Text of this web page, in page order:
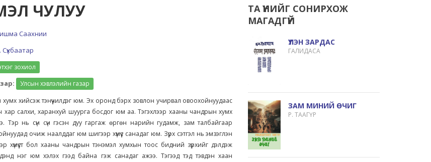
ЧУЛУУ
Саахнии
Сүхбаатар
зохиол
Улсын хэвлэлийн газар
хийсэж тэнүүчилдэг юм. Эх оронд бэрх зовлон учирвал овоохойнуудаас
хар салхи, харанхуй шуурга босдог юм аа. Тэгэхлээр хааны чандрын хумх
Тэр нь сүн сүн гэсэн дуу гаргаж өргөн нарийн гудамж, зам талбайгаар
очиж наалддаг юм шигээр хүмүүс санадаг юм. Зүрх сэтгэл нь эмзэглэн
хүмүүст бол хааны чандрын тэнэмэл хумхын тоос бидний зүрхийг дэлдэж
нэг юм хэлэх гээд байна гэж санадаг ажээ. Тэгээд тэд тэвдэн хаан
ТА ҮҮНИЙГ СОНИРХОЖ
МАГАДГҮЙ
ҮҮЛЭН ЗАРДАС
ГАЛИДАСА
ЗАМ МИНИЙ ӨЧИГ
Р. ТААГҮР